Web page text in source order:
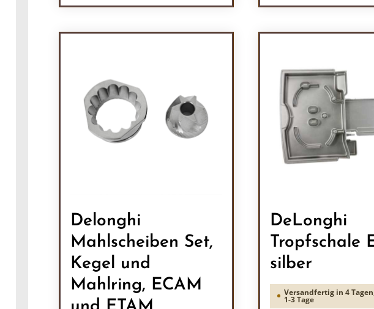
Delonghi
Mahlscheiben Set,
Kegel und
Mahlring, ECAM
DeLonghi
Tropfschale
silber
Versandfertig in 4
1-3 Tage